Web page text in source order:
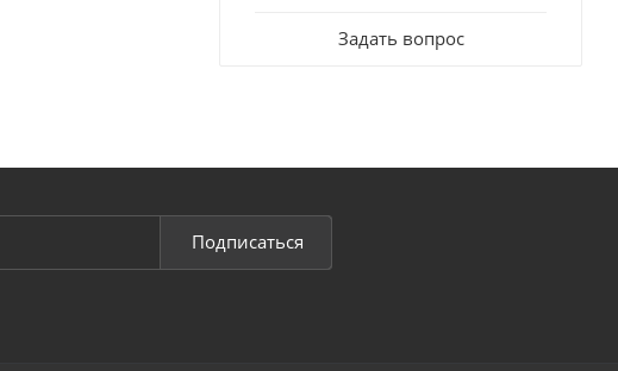
Задать вопрос
Подписаться